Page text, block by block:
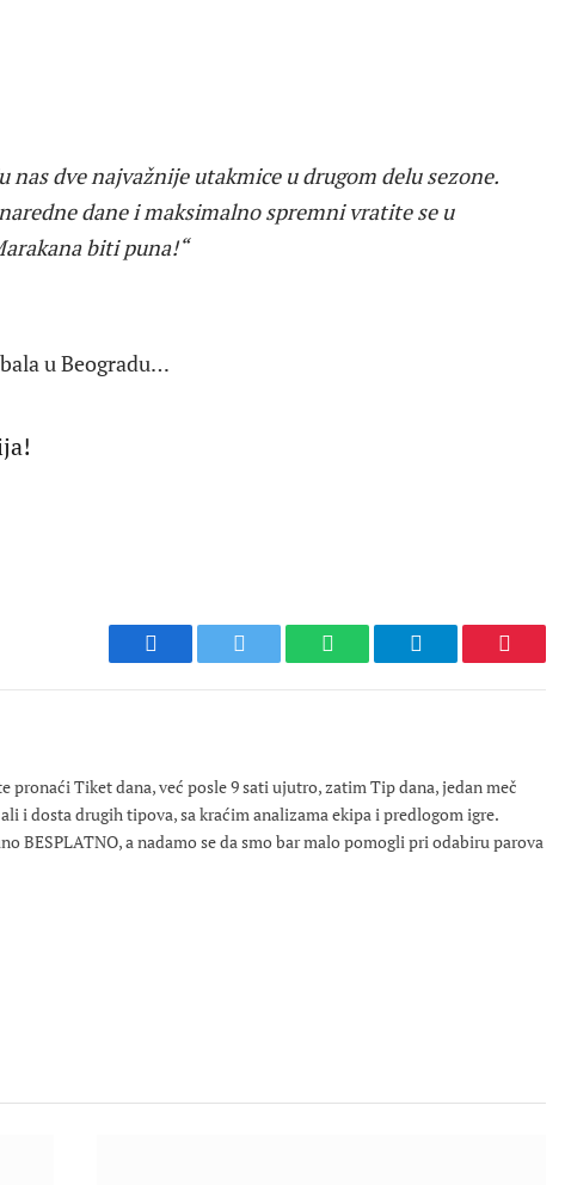
nas dve najvažnije utakmice u drugom delu sezone.
dane i maksimalno spremni vratite se u
biti puna!“
u Beogradu…
Facebook Twitter WhatsAppTelegram Pinterest
pronaći Tiket dana, već posle 9 sati ujutro, zatim Tip dana, jedan meč
i dosta drugih tipova, sa kraćim analizama ekipa i predlogom igre.
BESPLATNO, a nadamo se da smo bar malo pomogli pri odabiru parova